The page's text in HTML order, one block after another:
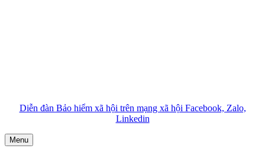
Diễn đàn Bảo hiểm xã hội trên mạng xã hội Facebook, Zalo,
Linkedin
Menu